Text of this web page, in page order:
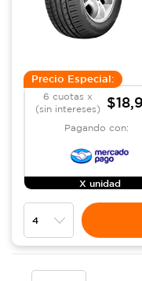
Precio Especial:
6 cuotas x
(sin intereses)
Pagando con:
X unidad